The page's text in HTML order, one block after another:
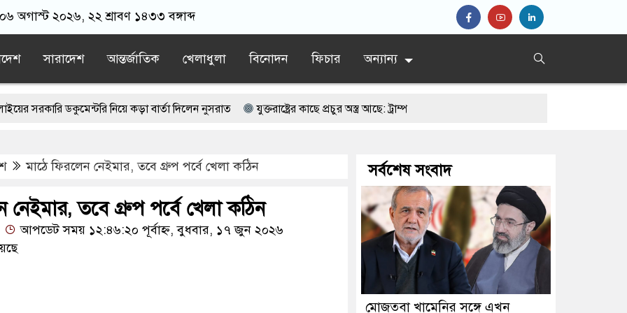
অগাস্ট ২০২৬, ২২ শ্রাবণ ১৪৩৩ বঙ্গাব্দ
সারাদেশ আন্তর্জাতিক খেলাধুলা বিনোদন ফিচার অন্যান্য
নিয়ে কড়া বার্তা দিলেন নুসরাত যুক্তরাষ্ট্রের কাছে প্রচুর অস্ত্র আছে: ট্রাম্প
ওপর হামলা, ১৬ রাউন্ড গুলিবর্ষণ
ফোনে শিক্ষার্থীদের ওপর হামলার নির্দেশ দেন ওবায়দুল কাদের
মাঠে ফিরলেন নেইমার, তবে গ্রুপ পর্বে খেলা কঠিন
নেইমার, তবে গ্রুপ পর্বে খেলা কঠিন
আপডেট সময় ১২:৪৬:২০ পূর্বাহ্ন, বুধবার, ১৭ জুন ২০২৬
সর্বশেষ সংবাদ
মোজতবা খামেনির সঙ্গে এখন